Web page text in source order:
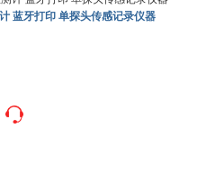
蓝牙打印 单探头传感记录仪器